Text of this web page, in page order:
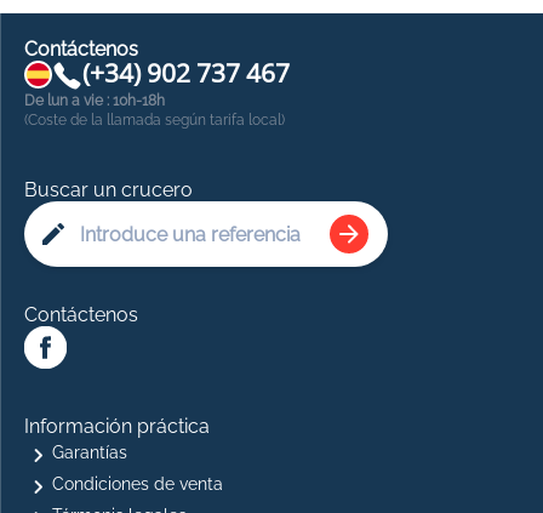
Contáctenos
(+34) 902 737 467
De lun a vie : 10h-18h
(Coste de la llamada según tarifa local)
Buscar un crucero
Contáctenos
Información práctica
Garantías
Condiciones de venta